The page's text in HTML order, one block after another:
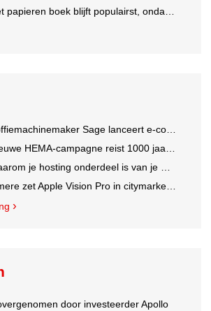
boek blijft populairst, ondanks digitale alternatieven
Sage lanceert e-commerceplatform voor koffieliefhebbers
HEMA-campagne reist 1000 jaar terug in de tijd naar 'Hemastein'
je hosting onderdeel is van je merkstrategie
zet Apple Vision Pro in citymarketing
door investeerder Apollo